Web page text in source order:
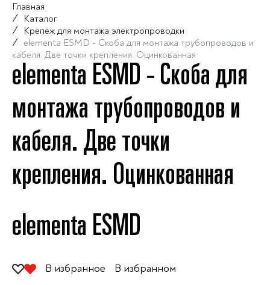
Главная
/ Каталог
/ Крепёж для монтажа электропроводки
/ elementa ESMD - Скоба для монтажа трубопроводов и
кабеля. Две точки крепления. Оцинкованная
elementa ESMD - Скоба для
монтажа трубопроводов и
кабеля. Две точки
крепления. Оцинкованная
elementa ESMD
В избранное В избранном